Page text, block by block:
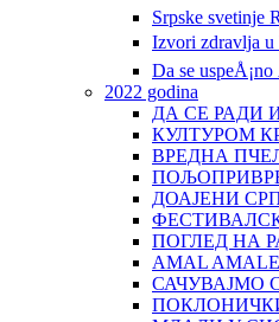
Srpske svetinje
Izvori zdravlja u
Da se
2022 godina
ДА СЕ РАДИ
КУЛТУРОМ
ВРЕДНА
ДОАЈЕНИ
ПОГЛЕД НА
AMAL
САЧУВАЈМО